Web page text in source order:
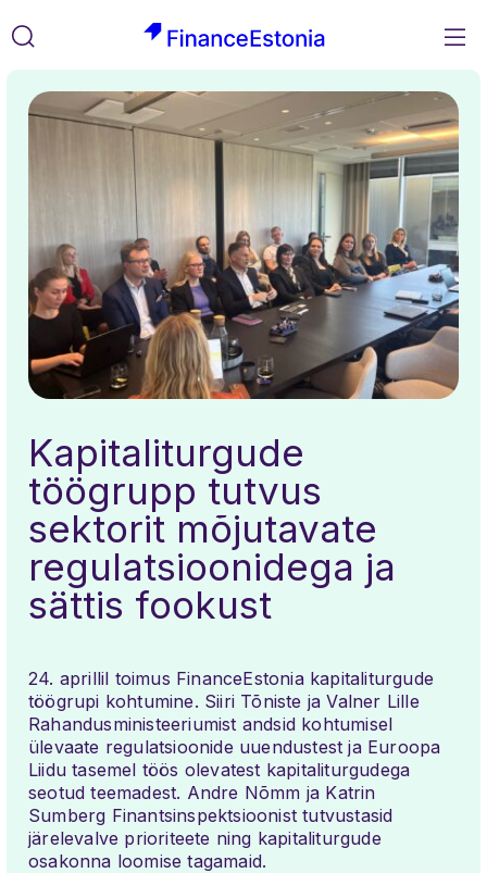
Liigu
sisusse
Otsi
Kapitaliturgude
töögrupp tutvus
sektorit mõjutavate
regulatsioonidega ja
sättis fookust
24. aprillil toimus FinanceEstonia kapitaliturgude
töögrupi kohtumine. Siiri Tõniste ja Valner Lille
Rahandusministeeriumist andsid kohtumisel
ülevaate regulatsioonide uuendustest ja Euroopa
Liidu tasemel töös olevatest kapitaliturgudega
seotud teemadest. Andre Nõmm ja Katrin
Sumberg Finantsinspektsioonist tutvustasid
järelevalve prioriteete ning kapitaliturgude
osakonna loomise tagamaid.